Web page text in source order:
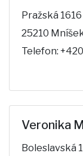
Pražská 1616
25210
Telefon:
Veronika
Boleslavská